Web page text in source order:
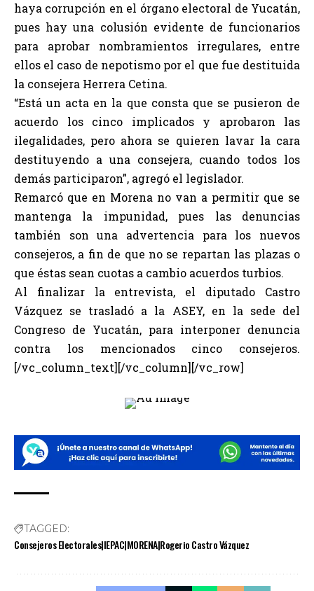
haya corrupción en el órgano electoral de Yucatán,
pues hay una colusión evidente de funcionarios
para aprobar nombramientos irregulares, entre
ellos el caso de nepotismo por el que fue destituida
la consejera Herrera Cetina.
“Está un acta en la que consta que se pusieron de
acuerdo los cinco implicados y aprobaron las
ilegalidades, pero ahora se quieren lavar la cara
destituyendo a una consejera, cuando todos los
demás participaron”, agregó el legislador.
Remarcó que en Morena no van a permitir que se
mantenga la impunidad, pues las denuncias
también son una advertencia para los nuevos
consejeros, a fin de que no se repartan las plazas o
que éstas sean cuotas a cambio acuerdos turbios.
Al finalizar la entrevista, el diputado Castro
Vázquez se trasladó a la ASEY, en la sede del
Congreso de Yucatán, para interponer denuncia
contra los mencionados cinco consejeros.
[/vc_column_text][/vc_column][/vc_row]
TAGGED:
Consejeros Electorales|IEPAC|MORENA|Rogerio Castro Vázquez